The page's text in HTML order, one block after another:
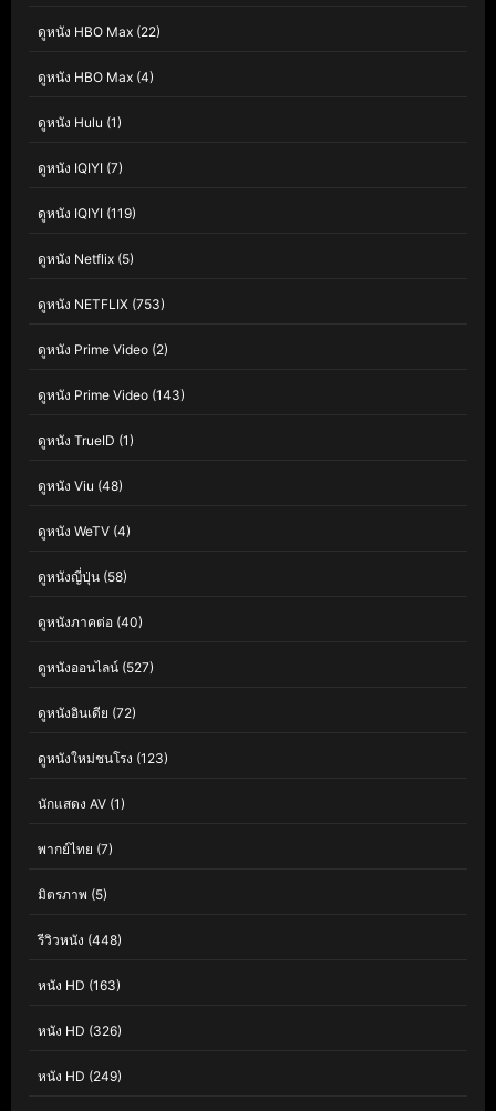
ดูหนัง HBO Max (22)
ดูหนัง HBO Max (4)
ดูหนัง Hulu (1)
ดูหนัง IQIYI (7)
ดูหนัง IQIYI (119)
ดูหนัง Netflix (5)
ดูหนัง NETFLIX (753)
ดูหนัง Prime Video (2)
ดูหนัง Prime Video (143)
ดูหนัง TrueID (1)
ดูหนัง Viu (48)
ดูหนัง WeTV (4)
ดูหนังญี่ปุ่น (58)
ดูหนังภาคต่อ (40)
ดูหนังออนไลน์ (527)
ดูหนังอินเดีย (72)
ดูหนังใหม่ชนโรง (123)
นักแสดง AV (1)
พากย์ไทย (7)
มิตรภาพ (5)
รีวิวหนัง (448)
หนัง HD (163)
หนัง HD (326)
หนัง HD (249)